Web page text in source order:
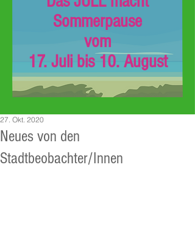
Sommerpause
vom
17. Juli bis 10. August
Neues von den
Stadtbeobachter/Innen
27. Okt. 2020